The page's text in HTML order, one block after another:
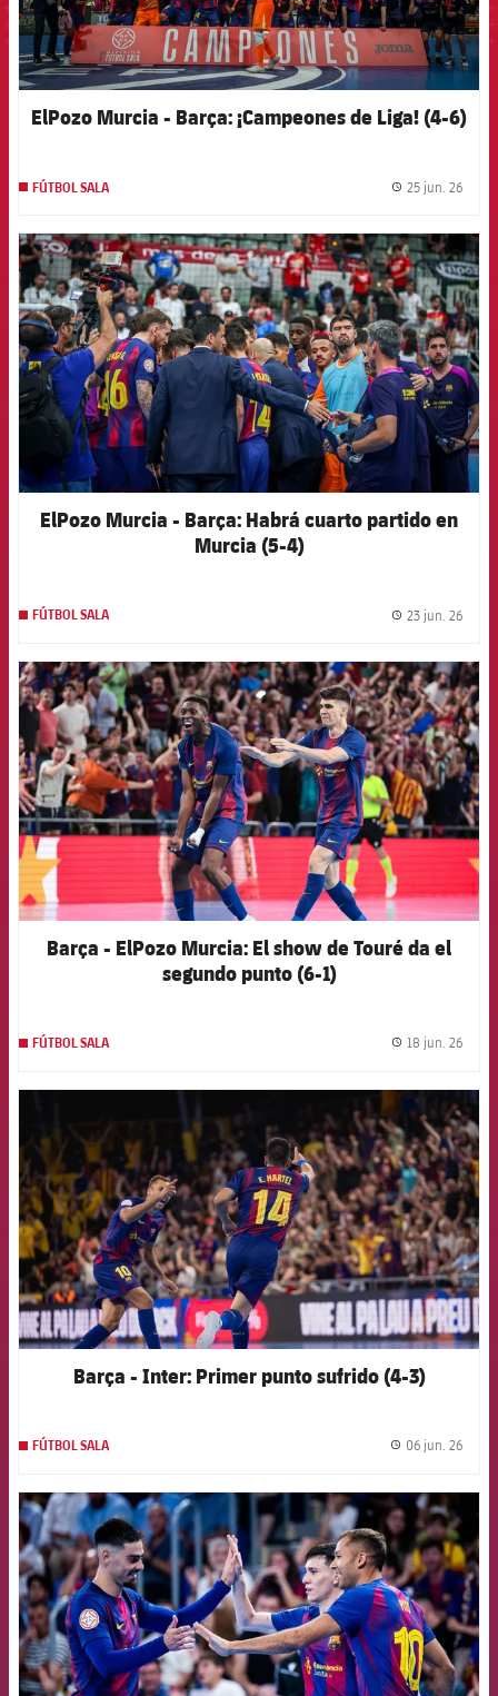
ElPozo Murcia - Barça: ¡Campeones de Liga! (4-6)
FÚTBOL SALA 25 jun. 26
FCB Barcelona badge
ElPozo Murcia - Barça: Habrá cuarto partido en
Murcia (5-4)
FÚTBOL SALA 23 jun. 26
FCB Barcelona badge
Barça - ElPozo Murcia: El show de Touré da el
segundo punto (6-1)
FÚTBOL SALA 18 jun. 26
FCB Barcelona badge
Barça - Inter: Primer punto sufrido (4-3)
FÚTBOL SALA 06 jun. 26
FCB Barcelona badge